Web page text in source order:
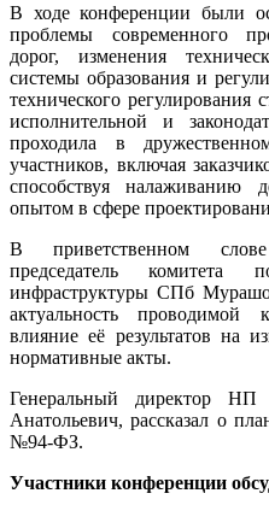
В ходе конференции были
проблемы современного
дорог, изменения
системы образования и
технического регулирования
исполнительной и
проходила в
участников, включая
способствуя налаживанию
опытом в сфере
В приветственном
председатель комитета
инфраструктуры СПб
актуальность проводимой
влияние её результатов на
нормативные акты.
Генеральный директор
Анатольевич, рассказал о
№94-ФЗ.
Участники конференции